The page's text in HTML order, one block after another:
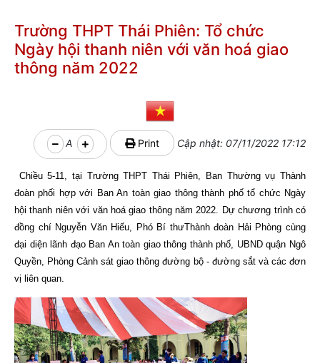
Trường THPT Thái Phiên: Tổ chức
Ngày hội thanh niên với văn hoá giao
thông năm 2022
A Print Cập nhật: 07/11/2022 17:12
Chiều 5-11, tại Trường THPT Thái Phiên, Ban Thường vụ Thành
đoàn phối hợp với Ban An toàn giao thông thành phố tổ chức Ngày
hội thanh niên với văn hoá giao thông năm 2022. Dự chương trình có
đồng chí Nguyễn Văn Hiếu, Phó Bí thưThành đoàn Hải Phòng cùng
đại diện lãnh đạo Ban An toàn giao thông thành phố, UBND quận Ngô
Quyền, Phòng Cảnh sát giao thông đường bộ - đường sắt và các đơn
vị liên quan.